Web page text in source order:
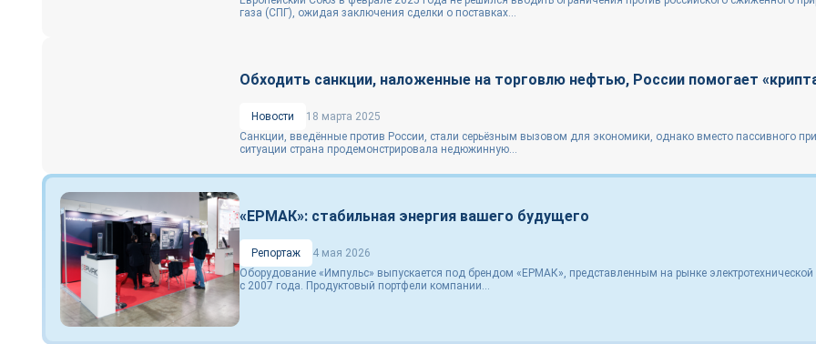
газа (СПГ), ожидая заключения сделки о поставках...
Обходить санкции, наложенные на торговлю нефтью, России помогает
Новости
18 марта 2025
Санкции, введённые против России, стали серьёзным вызовом для экономики, однако вместо пассивного
ситуации страна продемонстрировала недюжинную...
«ЕРМАК»: стабильная энергия вашего будущего
Репортаж
4 мая 2026
Оборудование «Импульс» выпускается под брендом «ЕРМАК», представленным на рынке электротехнической
с 2007 года. Продуктовый портфели компании...